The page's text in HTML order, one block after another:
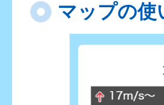
マップの使